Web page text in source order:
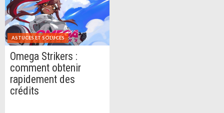
ASTUCES ET SOLUCES
Omega Strikers :
comment obtenir
rapidement des
crédits